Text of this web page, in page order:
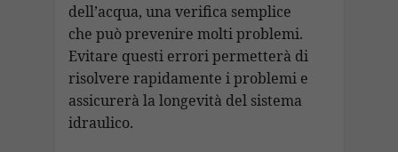
dell’acqua, una verifica semplice
che può prevenire molti problemi.
Evitare questi errori permetterà di
risolvere rapidamente i problemi e
assicurerà la longevità del sistema
idraulico.